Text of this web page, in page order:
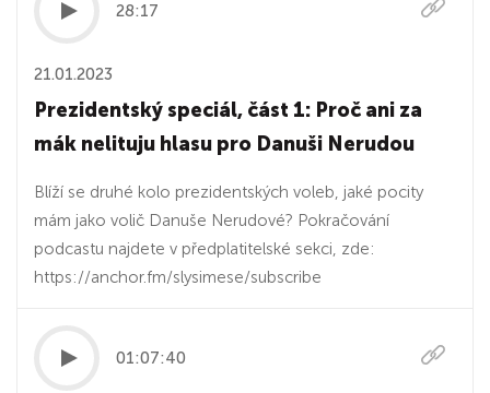
28:17
21.01.2023
Prezidentský speciál, část 1: Proč ani za
mák nelituju hlasu pro Danuši Nerudou
Blíží se druhé kolo prezidentských voleb, jaké pocity
mám jako volič Danuše Nerudové? Pokračování
podcastu najdete v předplatitelské sekci, zde:
https://anchor.fm/slysimese/subscribe
01:07:40